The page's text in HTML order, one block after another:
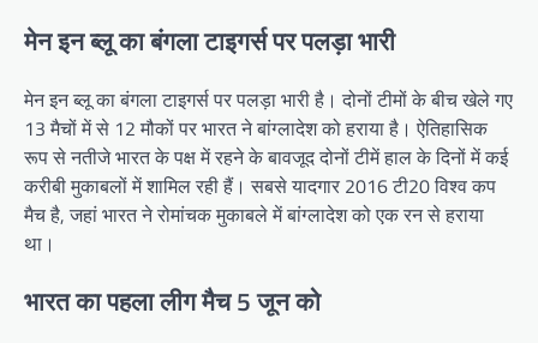
मेन इन ब्लू का बंगला टाइगर्स पर पलड़ा भारी
मेन इन ब्लू का बंगला टाइगर्स पर पलड़ा भारी है। दोनों टीमों के बीच खेले गए
13 मैचों में से 12 मौकों पर भारत ने बांग्लादेश को हराया है। ऐतिहासिक
रूप से नतीजे भारत के पक्ष में रहने के बावजूद दोनों टीमें हाल के दिनों में कई
करीबी मुकाबलों में शामिल रही हैं। सबसे यादगार 2016 टी20 विश्व कप
मैच है, जहां भारत ने रोमांचक मुकाबले में बांग्लादेश को एक रन से हराया
था।
भारत का पहला लीग मैच 5 जून को